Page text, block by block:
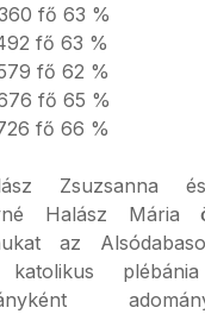
fő 63 %
fő 63 %
fő 62 %
fő 65 %
fő 66 %
Zsuzsanna és
Halász Mária
az
katolikus